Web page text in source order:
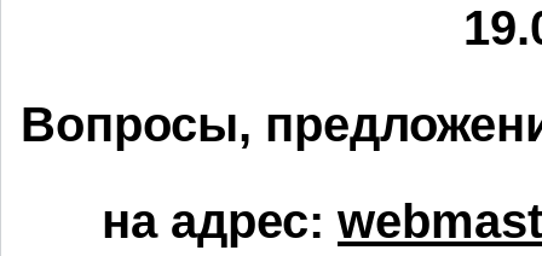
Вопросы,
на адрес: